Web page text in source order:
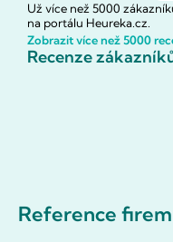
Už více než 5000
na portálu Heureka.cz.
Zobrazit více než 5000
Recenze
Reference firem